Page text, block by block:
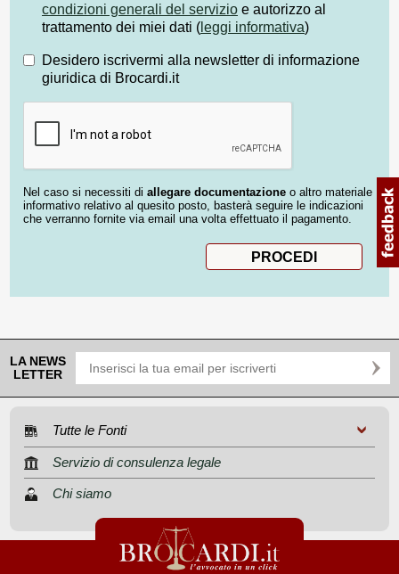
condizioni generali del servizio e autorizzo al
trattamento dei miei dati ( leggi informativa)
Desidero iscrivermi alla newsletter di informazione
giuridica di Brocardi.it
Nel caso si necessiti di allegare documentazione o altro materiale
informativo relativo al quesito posto, basterà seguire le indicazioni
che verranno fornite via email una volta effettuato il pagamento.
LA NEWS
LETTER
Tutte le Fonti
Servizio di consulenza legale
Chi siamo